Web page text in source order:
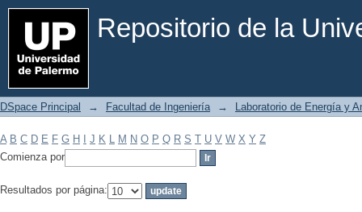
Repositorio de la
Filtrar por: Materia
DSpace Principal → Facultad de Ingeniería → Laboratorio de Energía y
A B C D E F G H J K L M N O P Q R S T U V W X Y Z
Comienza por
Resultados por página: